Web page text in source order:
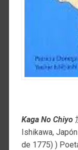
Kaga No Chiyo
Ishikawa,
de 1775) )